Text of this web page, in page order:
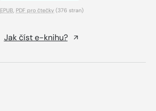
EPUB, PDF pro čtečky (376 stran)
Jak číst e-knihu?